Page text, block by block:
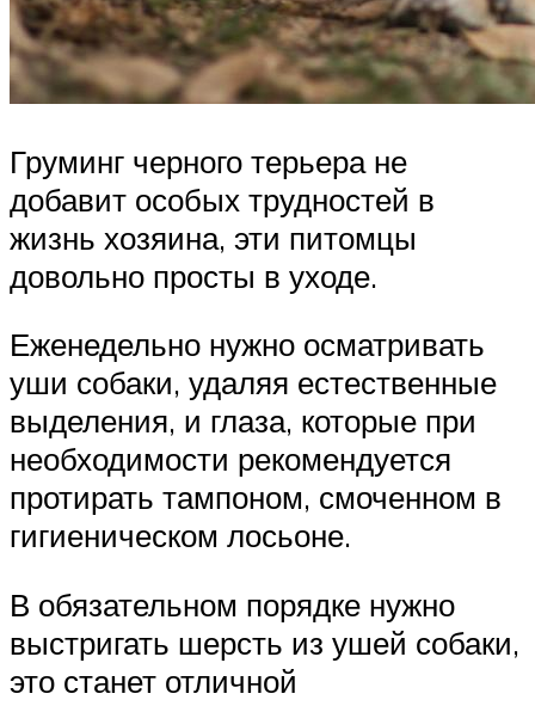
Груминг черного терьера не
добавит особых трудностей в
жизнь хозяина, эти питомцы
довольно просты в уходе.
Еженедельно нужно осматривать
уши собаки, удаляя естественные
выделения, и глаза, которые при
необходимости рекомендуется
протирать тампоном, смоченном в
гигиеническом лосьоне.
В обязательном порядке нужно
выстригать шерсть из ушей собаки,
это станет отличной